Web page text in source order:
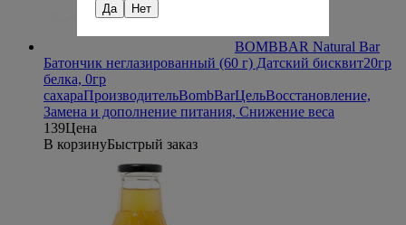
BOMBBAR Natural Bar
Батончик неглазированный (60 г) Датский бисквит20гр
белка, 0гр
сахараПроизводительBombBarЦельВосстановление,
Замена и дополнение питания, Снижение веса
139Цена
В корзинуБыстрый заказ
Да Нет